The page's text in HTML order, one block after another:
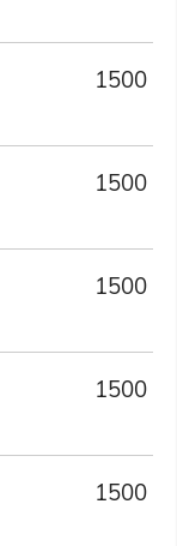
1500
1500
1500
1500
1500